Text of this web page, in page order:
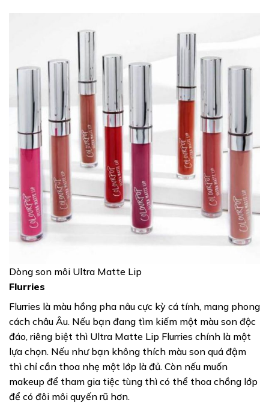
Dòng son môi Ultra Matte Lip
Flurries
Flurries là màu hồng pha nâu cực kỳ cá tính, mang phong
cách châu Âu. Nếu bạn đang tìm kiếm một màu son độc
đáo, riêng biệt thì Ultra Matte Lip Flurries chính là một
lựa chọn. Nếu như bạn không thích màu son quá đậm
thì chỉ cần thoa nhẹ một lớp là đủ. Còn nếu muốn
makeup để tham gia tiệc tùng thì có thể thoa chồng lớp
để có đôi môi quyến rũ hơn.